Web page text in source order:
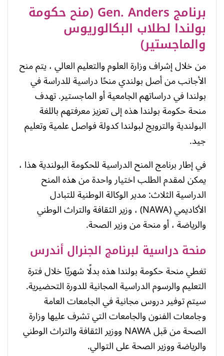
برنامج Gen. Anders (منح حكومة
بولندا لطلاب البكالوريوس
والماجستير)
من خلال إشراف وزارة العلوم والتعليم العالي ، يتم منح
الأجانب من أصل بولندي منحًا دراسية للدراسة في
بولندا في دراساتهم الجامعية أو الماجستير. تهدف
منحة حكومة بولندا هذه إلى تعزيز معرفتهم باللغة
البولندية والترويج لبولندا كدولة فواصل علمية وتعليم
جيد.
في إطار برنامج المنح الدراسية للحكومة البولندية هذا ،
يمكن لمقدم الطلب اختيار واحدة من هذه المنح
الدراسية الثلاث: مدير الوكالة الوطنية للتبادل
الأكاديمي (NAWA) ، وزير الثقافة والتراث الوطني
والرياضة ، أو منحة من وزير الصحة.
منحة دراسية لبرنامج الجنرال أندرس
تغطي منحة حكومة بولندا هذه بدلًا شهريًا خلال فترة
التعليم والرسوم الدراسية المجانية للدورة التحضيرية.
سيتم توفير دروس مجانية في الجامعات العامة
وجامعات الفنون والجامعات التي تشرف عليها وزارة
الصحة من قبل NAWA ووزير الثقافة والتراث الوطني
والرياضة ووزير الصحة على التوالي.